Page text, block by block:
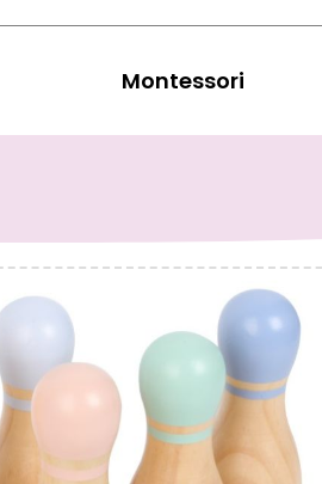
Montessori